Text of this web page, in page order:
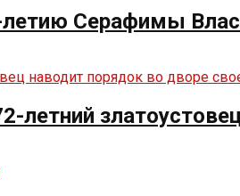
Серафимы
летний